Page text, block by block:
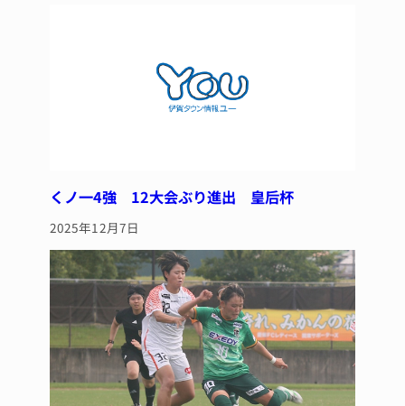
くノ一4強 12大会ぶり進出 皇后杯
2025年12月7日